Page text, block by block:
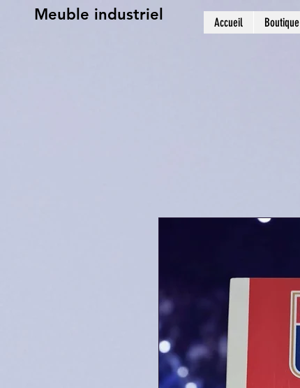
Meuble industriel Accueil Boutique